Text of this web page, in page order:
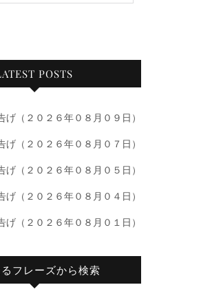
POSTS
げ（２０２６年０８月０９日）
げ（２０２６年０８月０７日）
げ（２０２６年０８月０５日）
げ（２０２６年０８月０４日）
げ（２０２６年０８月０１日）
フレーズから検索